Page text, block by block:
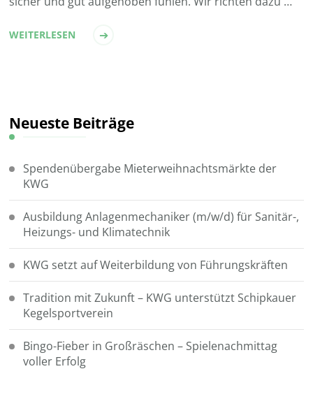
WEITERLESEN
Neueste Beiträge
Spendenübergabe Mieterweihnachtsmärkte der
KWG
Ausbildung Anlagenmechaniker (m/w/d) für Sanitär-,
Heizungs- und Klimatechnik
KWG setzt auf Weiterbildung von Führungskräften
Tradition mit Zukunft – KWG unterstützt Schipkauer
Kegelsportverein
Bingo-Fieber in Großräschen – Spielenachmittag
voller Erfolg